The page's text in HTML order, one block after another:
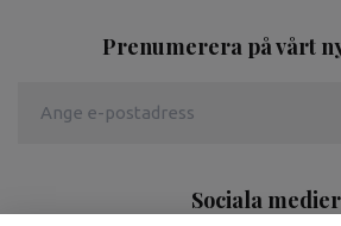
Prenumerera på vårt
Sociala medier